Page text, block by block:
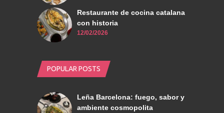
Restaurante de cocina catalana
con historia
12/02/2026
POPULAR POSTS
Leña Barcelona: fuego, sabor y
ambiente cosmopolita